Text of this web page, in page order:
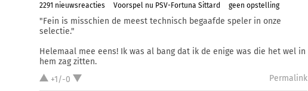
2291 nieuwsreacties Voorspel nu PSV-Fortuna Sittard geen opstelling
"Fein is misschien de meest technisch begaafde speler in onze
selectie."
Helemaal mee eens! Ik was al bang dat ik de enige was die het wel in
hem zag zitten.
+1/-0
Permalink